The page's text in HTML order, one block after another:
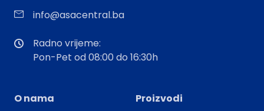
info@asacentral.ba
Radno vrijeme:
Pon-Pet od 08:00 do 16:30h
O nama
Proizvodi